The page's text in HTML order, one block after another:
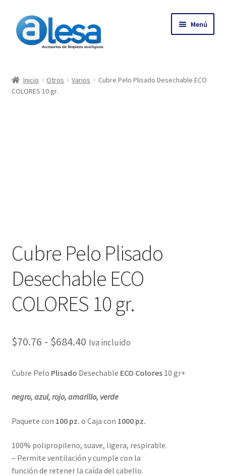
Menú
Tienda
Inicio Otros Varios
Cubre Pelo Plisado Desechable ECO
COLORES 10 gr.
Cubre Pelo Plisado
Desechable ECO
COLORES 10 gr.
$70.76 - $684.40 Iva incluido
Cubre Pelo Plisado Desechable ECO Colores10 gr+
negro, azul, rojo, amarillo, verde
Paquete con 100 pz. o Caja con 1000 pz.
100% polipropileno, suave, ligera, respirable.
– Permite ventilación y cumple con la
función de retener la caída del cabello.